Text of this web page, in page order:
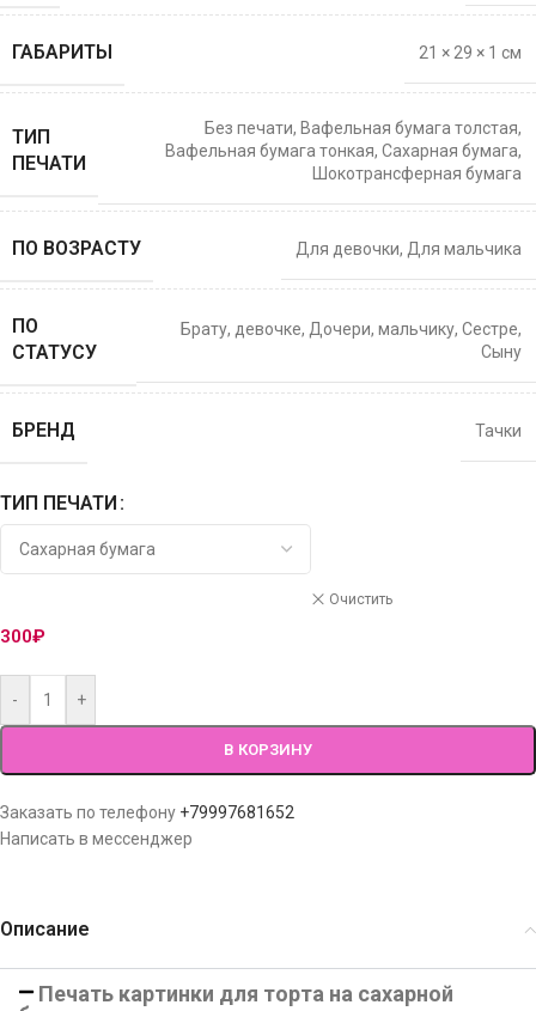
ГАБАРИТЫ 21 × 29 × 1 см
ТИП
ПЕЧАТИ
Без печати, Вафельная бумага толстая,
Вафельная бумага тонкая, Сахарная бумага,
Шокотрансферная бумага
ПО ВОЗРАСТУ Для девочки, Для мальчика
ПО
СТАТУСУ
Брату, девочке, Дочери, мальчику, Сестре,
Сыну
БРЕНД Тачки
ТИП ПЕЧАТИ
Очистить
300₽
- +
В КОРЗИНУ
Заказать по телефону +79997681652
Написать в мессенджер
Описание
Печать картинки для торта на сахарной